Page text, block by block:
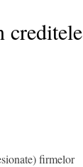
creditele
firmelor